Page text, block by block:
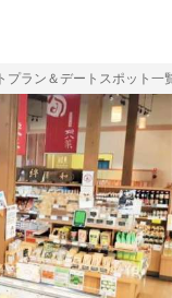
プラン＆デートスポット一